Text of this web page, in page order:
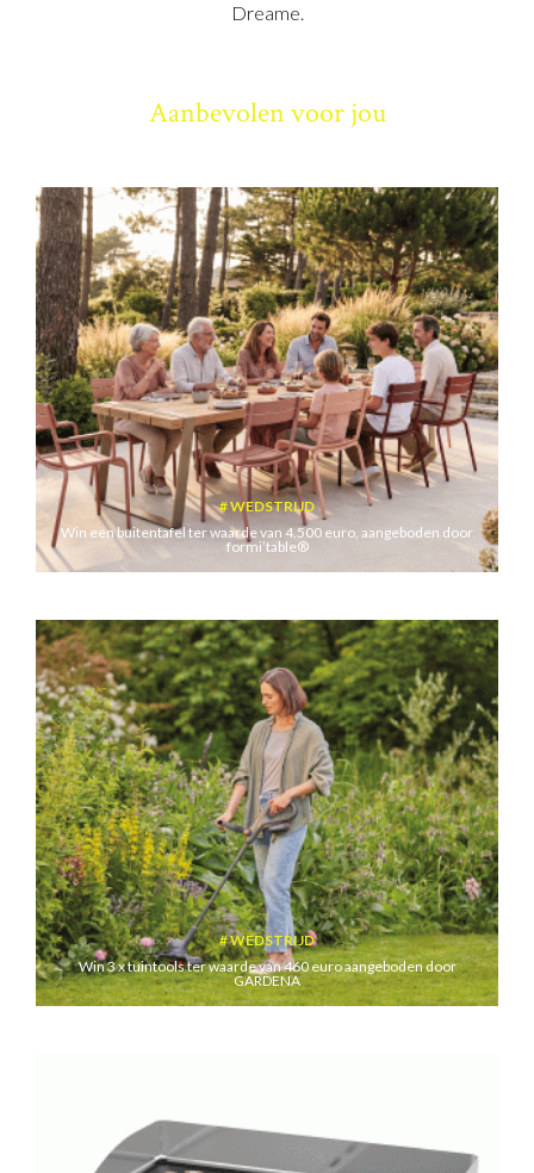
Dreame.
Aanbevolen voor jou
WEDSTRIJD
Win een buitentafel ter waarde van 4.500 euro, aangeboden door
formi’table®
WEDSTRIJD
Win 3 x tuintools ter waarde van 460 euro aangeboden door
GARDENA